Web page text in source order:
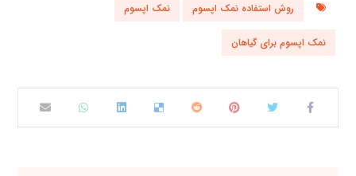
روش استفاده نمک اپسوم نمک اپسوم
نمک اپسوم برای گیاهان